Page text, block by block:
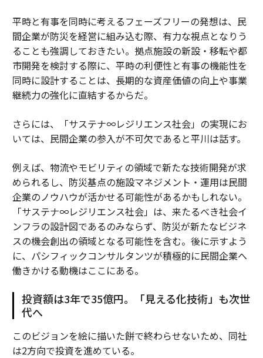
平時と有事を同時に考えるフェーズフリーの発想は、民
間企業が防災を経営に組み込む際、有力な視点となりう
ることも強調しておきたい。拠点施設の新設・移転や都
市開発を検討する際に、平時の利便性と有事の機能性を
同時に設計することは、長期的な資産価値の向上や事業
継続力の強化に直結するからだ。
さらには、「サステナ∞レジリエンス社会」の実現にお
いては、民間企業の参入が不可欠であると平川は話す。
例えば、物流やモビリティの領域で新たな技術開発が求
められるし、防災基点の施設マネジメント・運用は民間
企業のノウハウが活かせる可能性があるかもしれない。
「サステナ∞レジリエンス社会」は、来たるべき社会イ
ンフラの設計図であるのみならず、防災が新たなビジネ
スの機会創出の領域となる可能性を含む。後に示すよう
に、パシフィックコンサルタンツが積極的に民間企業へ
働きかける動機はここにある。
投資額は3年で35億円。「見える化技術」も次世
代へ
このビジョンを絵に描いた餅で終わらせないため、同社
は2方向で投資を進めている。